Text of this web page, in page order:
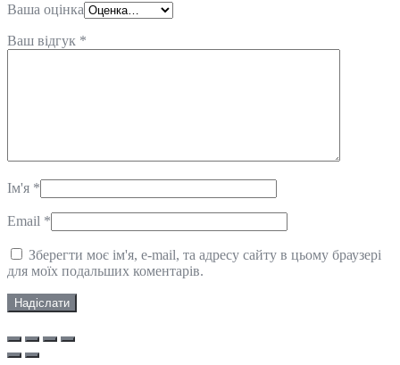
Ваша оцінка
Ваш відгук *
Ім'я *
Email *
Зберегти моє ім'я, e-mail, та адресу сайту в цьому браузері
для моїх подальших коментарів.